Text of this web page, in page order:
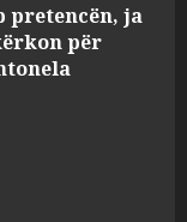
ja
për